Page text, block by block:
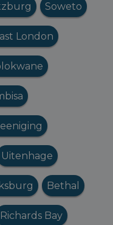
Soweto
London
Uitenhage
Bethal
Richards Bay